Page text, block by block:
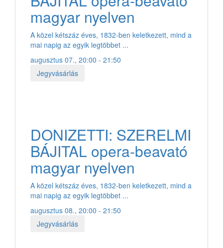
magyar nyelven
A közel kétszáz éves, 1832-ben keletkezett, mind a
mai napig az egyik legtöbbet ...
augusztus 07., 20:00 - 21:50
Jegyvásárlás
DONIZETTI: SZERELMI
BÁJITAL opera-beavató
magyar nyelven
A közel kétszáz éves, 1832-ben keletkezett, mind a
mai napig az egyik legtöbbet ...
augusztus 08., 20:00 - 21:50
Jegyvásárlás